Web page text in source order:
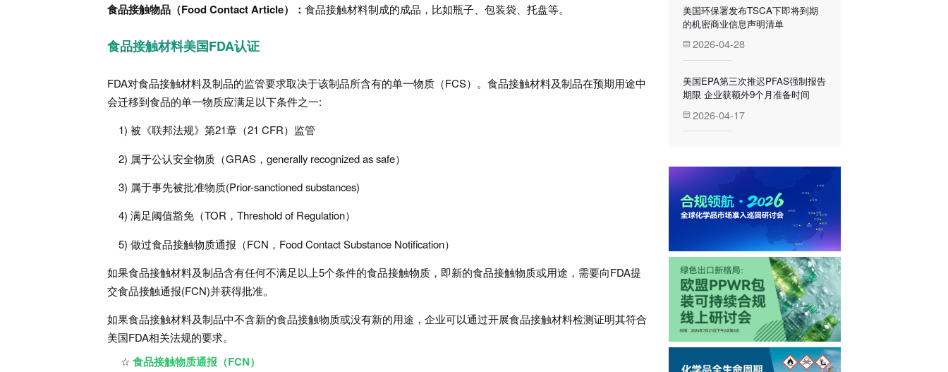
食品接触物品（Food Contact Article）： 食品接触材料制成的成品，比如瓶子、包装袋、托盘等。
食品接触材料美国FDA认证
FDA对食品接触材料及制品的监管要求取决于该制品所含有的单一物质（FCS）。食品接触材料及制品在预期用途中
会迁移到食品的单一物质应满足以下条件之一:
1) 被《联邦法规》第21章（21 CFR）监管
2) 属于公认安全物质（GRAS，generally recognized as safe）
3) 属于事先被批准物质(Prior-sanctioned substances)
4) 满足阈值豁免（TOR，Threshold of Regulation）
5) 做过食品接触物质通报（FCN，Food Contact Substance Notification）
如果食品接触材料及制品含有任何不满足以上5个条件的食品接触物质，即新的食品接触物质或用途，需要向FDA提
交食品接触通报(FCN)并获得批准。
如果食品接触材料及制品中不含新的食品接触物质或没有新的用途，企业可以通过开展食品接触材料检测证明其符合
美国FDA相关法规的要求。
食品接触物质通报（FCN）
美国环保署发布TSCA下即将到期
的机密商业信息声明清单
2026-04-28
美国EPA第三次推迟PFAS强制报告
期限 企业获额外9个月准备时间
2026-04-17